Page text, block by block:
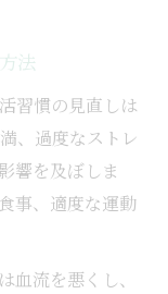
法
習慣の見直しは
、過度なストレ
響を及ぼしま
事、適度な運動
流を悪くし、